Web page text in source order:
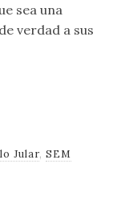
sea una
verdad a sus
Jular, SEM